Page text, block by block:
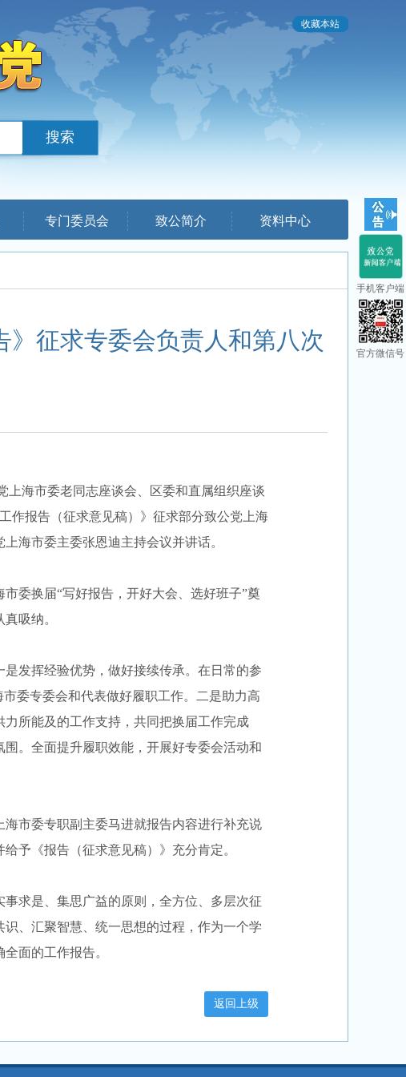
手机客户端
官方微信号
收藏本站
专门委员会 致公简介 资料中心
征求专委会负责人和第八次
海市委老同志座谈会、区委和直属组织座谈
作报告（征求意见稿）》征求部分致公党上海
海市委主委张恩迪主持会议并讲话。
委换届“写好报告，开好大会、选好班子”奠
吸纳。
发挥经验优势，做好接续传承。在日常的参
委专委会和代表做好履职工作。二是助力高
所能及的工作支持，共同把换届工作完成
。全面提升履职效能，开展好专委会活动和
市委专职副主委马进就报告内容进行补充说
予《报告（征求意见稿）》充分肯定。
求是、集思广益的原则，全方位、多层次征
、汇聚智慧、统一思想的过程，作为一个学
面的工作报告。